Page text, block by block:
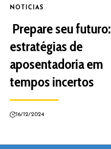
NOTICIAS
Prepare seu futuro:
estratégias de
aposentadoria em
tempos incertos
16/12/2024